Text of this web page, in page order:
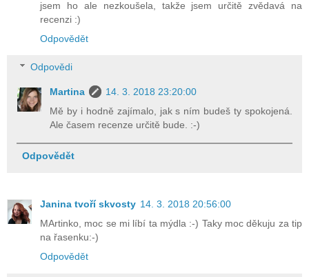
jsem ho ale nezkoušela, takže jsem určitě zvědavá na
recenzi :)
Odpovědět
Odpovědi
Martina
14. 3. 2018 23:20:00
Mě by i hodně zajímalo, jak s ním budeš ty spokojená.
Ale časem recenze určitě bude. :-)
Odpovědět
Janina tvoří skvosty 14. 3. 2018 20:56:00
MArtinko, moc se mi líbí ta mýdla :-) Taky moc děkuju za tip
na řasenku:-)
Odpovědět